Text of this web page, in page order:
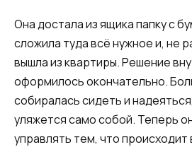
Она достала из ящика папку с
сложила туда всё нужное и, не
вышла из квартиры. Решение
оформилось окончательно.
собиралась сидеть и
уляжется само собой. Теперь
управлять тем, что происходит